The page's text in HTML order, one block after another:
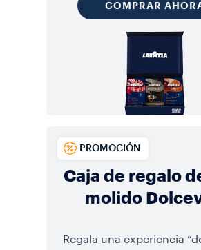
COMPRAR
Caja de regalo
molido
PROMOCIÓN
Regala una experiencia